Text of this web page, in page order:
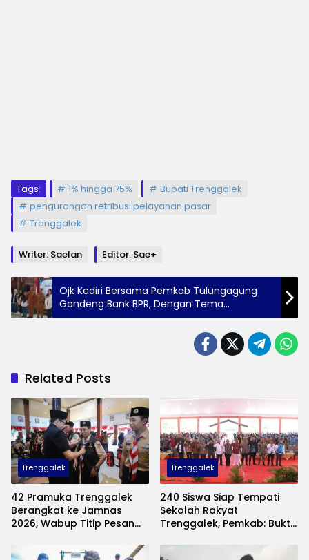
Tags: 1% hingga 75%
Bupati Trenggalek
pengurangan retribusi pelayanan pasar
Trenggalek
Writer: Saelan Editor: Sae+
Ojk Kediri Bersama Pemkab Tulungagung
Gandeng Bank BPR, Dengan Tema
CEMERLANG
Related Posts
Trenggalek
42 Pramuka Trenggalek
Berangkat ke Jamnas
2026, Wabup Titip Pesan
Trenggalek
240 Siswa Siap Tempati
Sekolah Rakyat
Trenggalek, Pemkab: Bukti
Anak Kurang Mampu